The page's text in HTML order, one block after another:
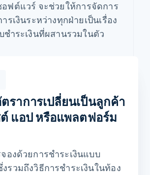
ฟต์แวร์ จะช่วยให้การจัดการ
รเงินระหว่างทุกฝ่ายเป็นเรื่อง
ชำระเงินที่ผสานรวมในตัว
Klarna
Revolut
Pay
ตร
รหัสความปลอดภัย
ยู่ในการเรียกเก็บเงินเหมือนกันกับที่อยู่ในการจัดส่ง
ราการเปลี่ยนเป็นลูกค้า
แอป หรือแพลตฟอร์ม
องด้วยการชำระเงินแบบ
รวมถึงวิธีการชำระเงินในท้อง